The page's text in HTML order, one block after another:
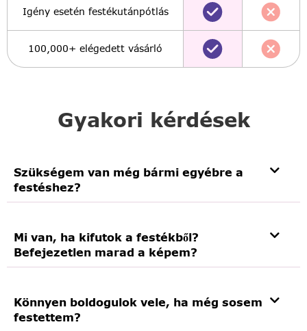
Gyakori kérdések
Szükségem van még bármi egyébre a
festéshez?
Mi van, ha kifutok a festékből?
Befejezetlen marad a képem?
Könnyen boldogulok vele, ha még sosem
festettem?
Igény esetén festékutánpótlás
100,000+ elégedett vásárló